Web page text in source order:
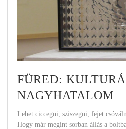
FÜRED:
NAGYHATALOM
Lehet ciccegni, sziszegni, fejet
Hogy már megint sorban állás a